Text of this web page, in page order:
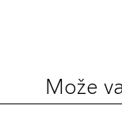
Može